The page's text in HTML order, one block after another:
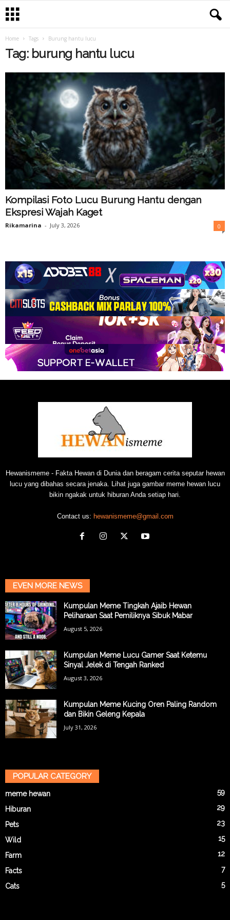
Home Tags Burung hantu lucu
Tag: burung hantu lucu
Kompilasi Foto Lucu Burung Hantu dengan
Ekspresi Wajah Kaget
Rikamarina - July 3, 2026 0
Hewanismeme - Fakta Hewan di Dunia dan beragam cerita seputar hewan
lucu yang dibahas secara jenaka. Lihat juga gambar meme hewan lucu
bikin ngakak untuk hiburan Anda setiap hari.
Contact us: hewanismeme@gmail.com
EVEN MORE NEWS
Kumpulan Meme Tingkah Ajaib Hewan
Peliharaan Saat Pemiliknya Sibuk Mabar
August 5, 2026
Kumpulan Meme Lucu Gamer Saat Ketemu
Sinyal Jelek di Tengah Ranked
August 3, 2026
Kumpulan Meme Kucing Oren Paling Random
dan Bikin Geleng Kepala
July 31, 2026
POPULAR CATEGORY
meme hewan 59
Hiburan 29
Pets 23
Wild 15
Farm 12
Facts 7
Cats 5